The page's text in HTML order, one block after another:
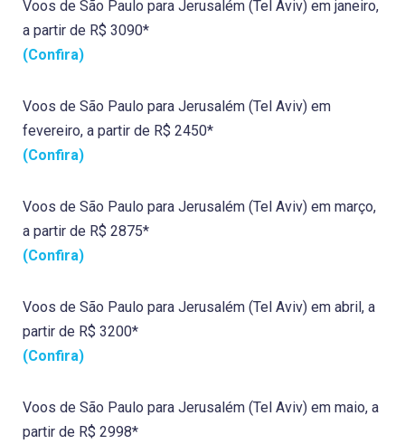
Voos de São Paulo para Jerusalém (Tel Aviv) em janeiro,
a partir de R$ 3090*
(Confira)
Voos de São Paulo para Jerusalém (Tel Aviv) em
fevereiro, a partir de R$ 2450*
(Confira)
Voos de São Paulo para Jerusalém (Tel Aviv) em março,
a partir de R$ 2875*
(Confira)
Voos de São Paulo para Jerusalém (Tel Aviv) em abril, a
partir de R$ 3200*
(Confira)
Voos de São Paulo para Jerusalém (Tel Aviv) em maio, a
partir de R$ 2998*